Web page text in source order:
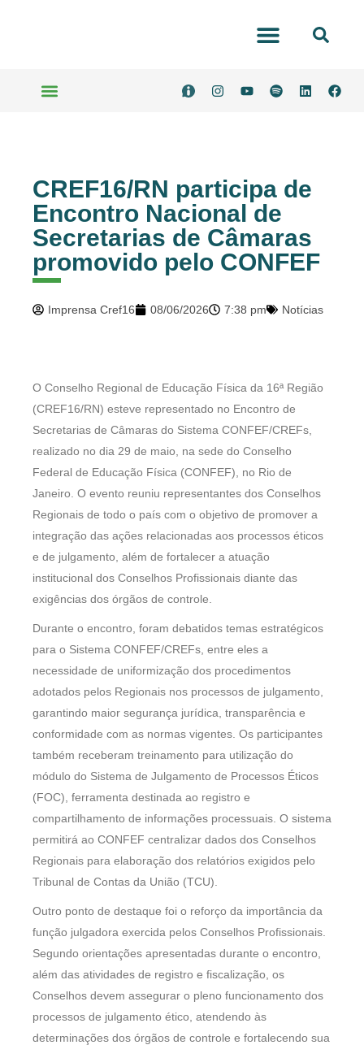
CREF16/RN participa de
Encontro Nacional de
Secretarias de Câmaras
promovido pelo CONFEF
Imprensa Cref16 08/06/2026 7:38 pm Notícias
O Conselho Regional de Educação Física da 16ª Região
(CREF16/RN) esteve representado no Encontro de
Secretarias de Câmaras do Sistema CONFEF/CREFs,
realizado no dia 29 de maio, na sede do Conselho
Federal de Educação Física (CONFEF), no Rio de
Janeiro. O evento reuniu representantes dos Conselhos
Regionais de todo o país com o objetivo de promover a
integração das ações relacionadas aos processos éticos
e de julgamento, além de fortalecer a atuação
institucional dos Conselhos Profissionais diante das
exigências dos órgãos de controle.
Durante o encontro, foram debatidos temas estratégicos
para o Sistema CONFEF/CREFs, entre eles a
necessidade de uniformização dos procedimentos
adotados pelos Regionais nos processos de julgamento,
garantindo maior segurança jurídica, transparência e
conformidade com as normas vigentes. Os participantes
também receberam treinamento para utilização do
módulo do Sistema de Julgamento de Processos Éticos
(FOC), ferramenta destinada ao registro e
compartilhamento de informações processuais. O sistema
permitirá ao CONFEF centralizar dados dos Conselhos
Regionais para elaboração dos relatórios exigidos pelo
Tribunal de Contas da União (TCU).
Outro ponto de destaque foi o reforço da importância da
função julgadora exercida pelos Conselhos Profissionais.
Segundo orientações apresentadas durante o encontro,
além das atividades de registro e fiscalização, os
Conselhos devem assegurar o pleno funcionamento dos
processos de julgamento ético, atendendo às
determinações dos órgãos de controle e fortalecendo sua